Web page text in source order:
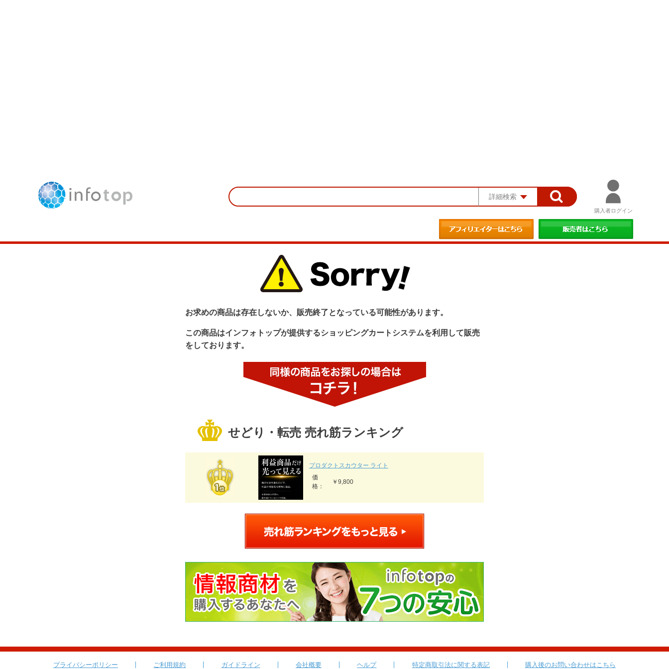
詳細検索
購入者ログイン
お求めの商品は存在しないか、販売終了となっている可能性があります。
この商品はインフォトップが提供するショッピングカートシステムを利用して販売
をしております。
せどり・転売 売れ筋ランキング
プロダクトスカウター ライト
価
格：
￥9,800
プライバシーポリシー ご利用規約 ガイドライン 会社概要 ヘルプ 特定商取引法に関する表記 購入後のお問い合わせはこちら